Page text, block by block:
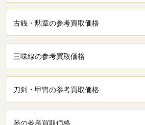
古銭・勲章の参考買取価格
三味線の参考買取価格
刀剣・甲冑の参考買取価格
琴の参考買取価格